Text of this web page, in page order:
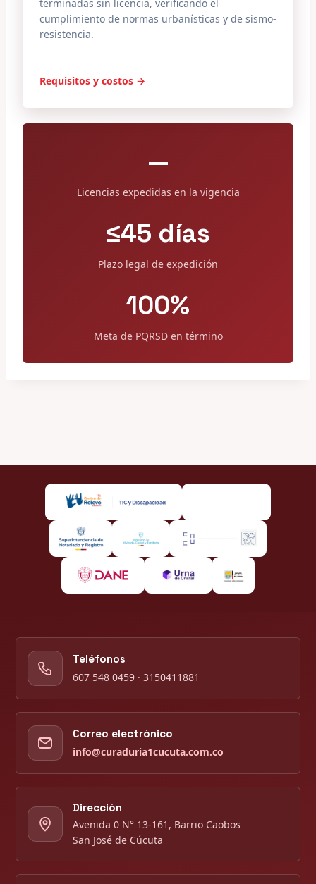
terminadas sin licencia, verificando el
cumplimiento de normas urbanísticas y de sismo-
resistencia.
Requisitos y costos →
—
Licencias expedidas en la vigencia
≤45 días
Plazo legal de expedición
100%
Meta de PQRSD en término
Teléfonos
607 548 0459 · 3150411881
Correo electrónico
info@curaduria1cucuta.com.co
Dirección
Avenida 0 N° 13-161, Barrio Caobos
San José de Cúcuta